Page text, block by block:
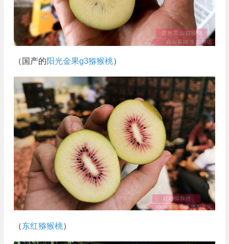
（国产的阳光金果g3猕猴桃）
（东红猕猴桃）